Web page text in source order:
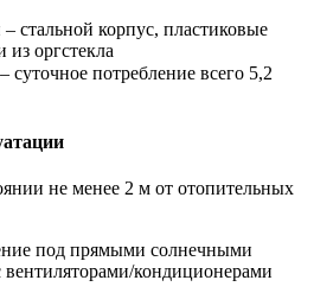
стальной корпус, пластиковые
из оргстекла
потребление всего 5,2
не менее 2 м от отопительных
под прямыми солнечными
кондиционерами